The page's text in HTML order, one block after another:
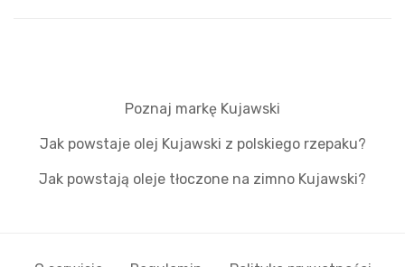
Poznaj markę Kujawski
Jak powstaje olej Kujawski z polskiego rzepaku?
Jak powstają oleje tłoczone na zimno Kujawski?